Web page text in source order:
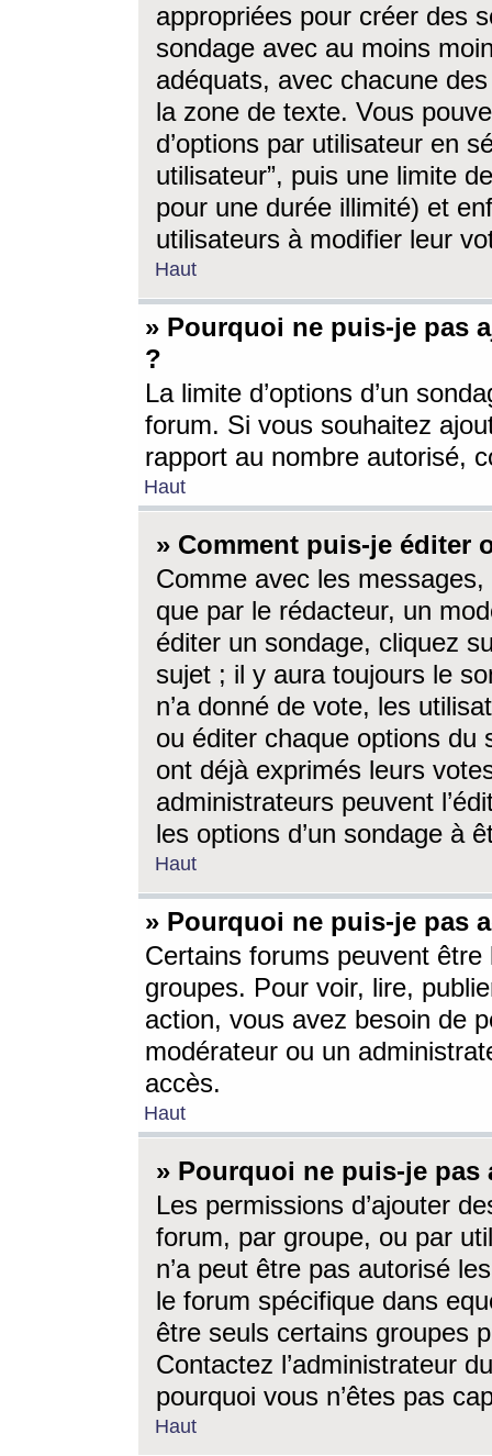
appropriées pour créer des
sondage avec au moins
adéquats, avec chacune
la zone de texte. Vous
d’options par utilisateur en
utilisateur”, puis une limite
pour une durée illimité) et
utilisateurs à modifier leur
Haut
» Pourquoi ne puis-je pas
?
La limite d’options d’un
forum. Si vous souhaitez
rapport au nombre autorisé,
Haut
» Comment puis-je éditer
Comme avec les
que par le rédacteur, un
éditer un sondage, cliquez
sujet ; il y aura toujours le
n’a donné de vote, les
ou éditer chaque options du
ont déjà exprimés leurs
administrateurs peuvent
les options d’un sondage à
Haut
» Pourquoi ne puis-je pas
Certains forums peuvent être
groupes. Pour voir, lire,
action, vous avez besoin de
modérateur ou un
accès.
Haut
» Pourquoi ne puis-je
Les permissions d’ajouter
forum, par groupe, ou par
n’a peut être pas autorisé
le forum spécifique dans
être seuls certains groupes
Contactez l’administrateur
pourquoi vous n’êtes pas
Haut